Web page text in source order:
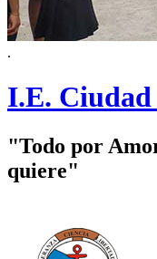
.
I.E. Ciudad
"Todo por
quiere"